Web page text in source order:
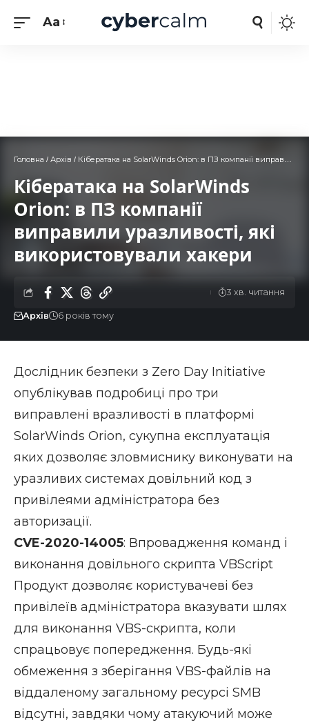
Aa
Головна / Архів / Кібератака на SolarWinds Orion: в ПЗ компанії виправили уразливості, які використовували хакери
Кібератака на SolarWinds
Orion: в ПЗ компанії
виправили уразливості, які
використовували хакери
Архів 6 років тому
3 хв. читання
Дослідник безпеки з Zero Day Initiative
опублікував подробиці про три
виправлені вразливості в платформі
SolarWinds Orion, сукупна експлуатація
яких дозволяє зловмиснику виконувати на
уразливих системах довільний код з
привілеями адміністратора без
авторизації.
CVE-2020-14005: Впровадження команд і
виконання довільного скрипта VBScript
Продукт дозволяє користувачеві без
привілеїв адміністратора вказувати шлях
для виконання VBS-скрипта, коли
спрацьовує попередження. Будь-які
обмеження з зберігання VBS-файлів на
віддаленому загальному ресурсі SMB
відсутні, завдяки чому атакуючий може